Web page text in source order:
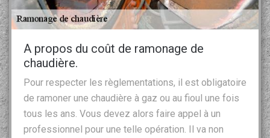
A propos du coût de ramonage de
chaudière.
Pour respecter les règlementations, il est obligatoire
de ramoner une chaudière à gaz ou au fioul une fois
tous les ans. Vous devez alors faire appel à un
professionnel pour une telle opération. Il va non